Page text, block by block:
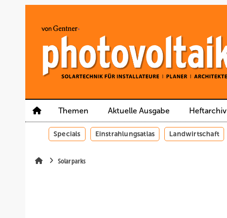
Themen Aktuelle Ausgabe Heftarchiv
Specials Einstrahlungsatlas Landwirtschaft
Solarparks